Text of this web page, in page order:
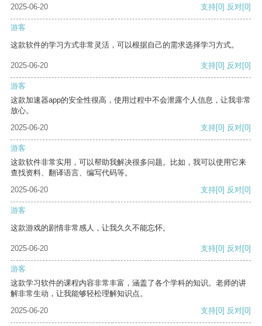
2025-06-20
支持[0] 反对[0]
游客
这款软件的学习方式非常灵活，可以根据自己的需求选择学习方式。
2025-06-20 支持[0] 反对[0]
游客
这款加速器app的安全性很高，使用过程中不会泄露个人信息，让我非常
放心。
2025-06-20
支持[0] 反对[0]
游客
这款软件非常实用，可以帮助我解决很多问题。比如，我可以使用它来
查找资料、翻译语言、编写代码等。
2025-06-20
支持[0] 反对[0]
游客
这款游戏的剧情非常感人，让我久久不能忘怀。
2025-06-20 支持[0] 反对[0]
游客
这款学习软件的课程内容非常丰富，涵盖了各个学科的知识。老师的讲
解非常生动，让我能够轻松理解知识点。
2025-06-20
支持[0] 反对[0]